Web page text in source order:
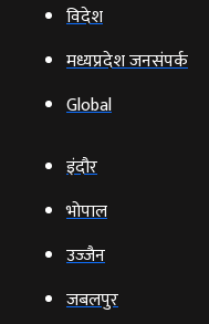
विदेश
मध्यप्रदेश जनसंपर्क
Global
इंदौर
भोपाल
उज्‍जैन
जबलपुर